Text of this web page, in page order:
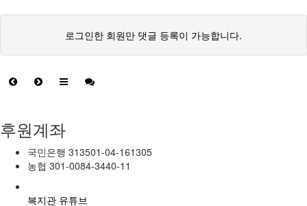
로그인한 회원만 댓글 등록이 가능합니다.
후원계좌
국민은행 313501-04-161305
농협 301-0084-3440-11
복지관 유튜브